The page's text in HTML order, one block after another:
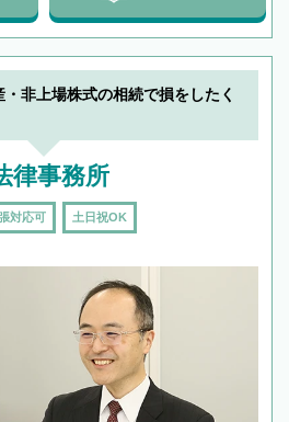
・非上場株式の相続で損をしたく
律事務所
対応可 土日祝OK